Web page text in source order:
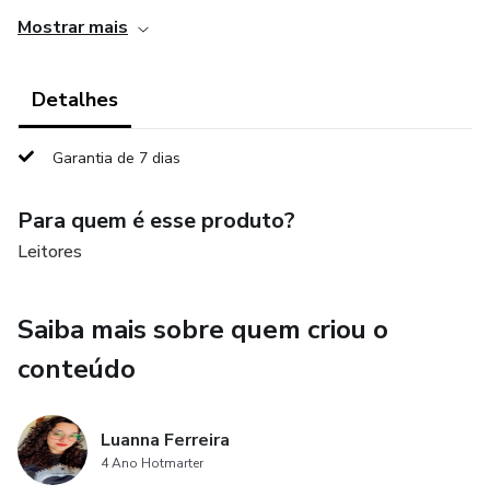
Mostrar mais
Detalhes
Garantia de 7 dias
Para quem é esse produto?
Leitores
Saiba mais sobre quem criou o
conteúdo
Luanna Ferreira
4 Ano Hotmarter